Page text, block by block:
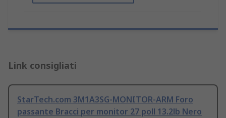
Link consigliati
StarTech.com 3M1A3SG-MONITOR-ARM Foro
passante Bracci per monitor 27 poll 13.2lb Nero